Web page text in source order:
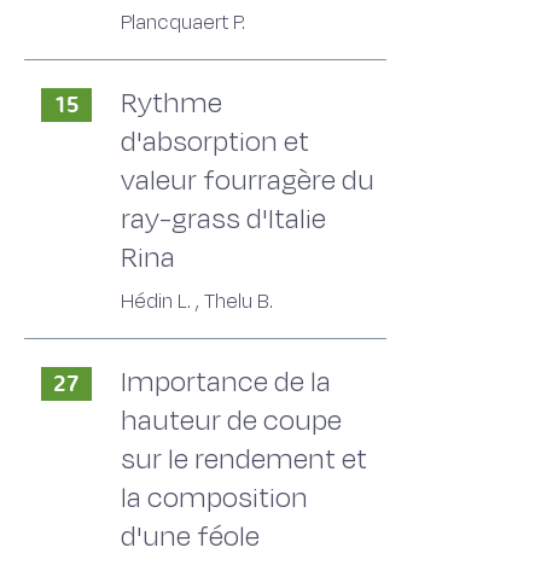
Plancquaert P.
15
Rythme
d'absorption et
valeur fourragère du
ray-grass d'Italie
Rina
Hédin L. , Thelu B.
27
Importance de la
hauteur de coupe
sur le rendement et
la composition
d'une féole